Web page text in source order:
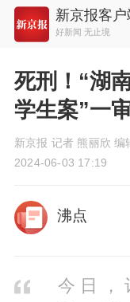
新京报客户
好新闻 无止境
死刑！“湖
学生案”一
新京报 记者 熊丽欣 编
2024-06-03 17:19
沸点
今日，